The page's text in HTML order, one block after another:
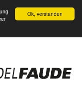
Ok, verstanden